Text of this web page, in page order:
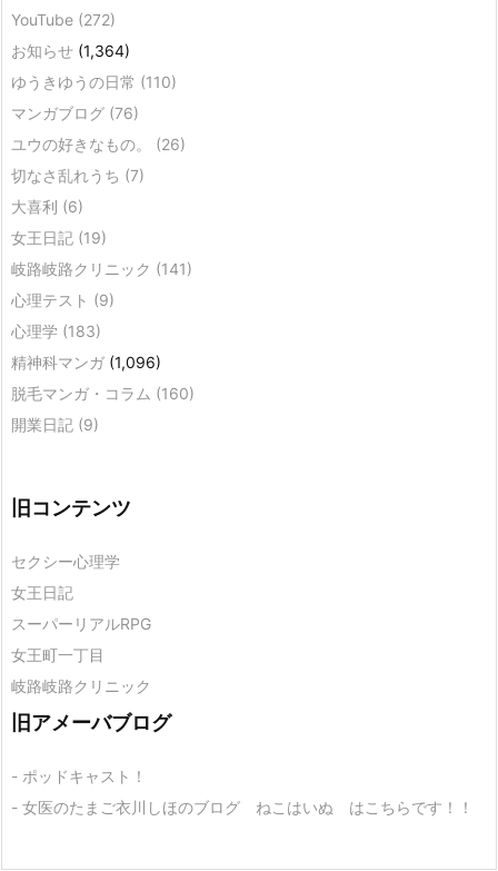
YouTube (272)
お知らせ (1,364)
ゆうきゆうの日常 (110)
マンガブログ (76)
ユウの好きなもの。 (26)
切なさ乱れうち (7)
大喜利 (6)
女王日記 (19)
岐路岐路クリニック (141)
心理テスト (9)
心理学 (183)
精神科マンガ (1,096)
脱毛マンガ・コラム (160)
開業日記 (9)
旧コンテンツ
セクシー心理学
女王日記
スーパーリアルRPG
女王町一丁目
岐路岐路クリニック
旧アメーバブログ
- ポッドキャスト！
- 女医のたまご衣川しほのブログ ねこはいぬ はこちらです！！